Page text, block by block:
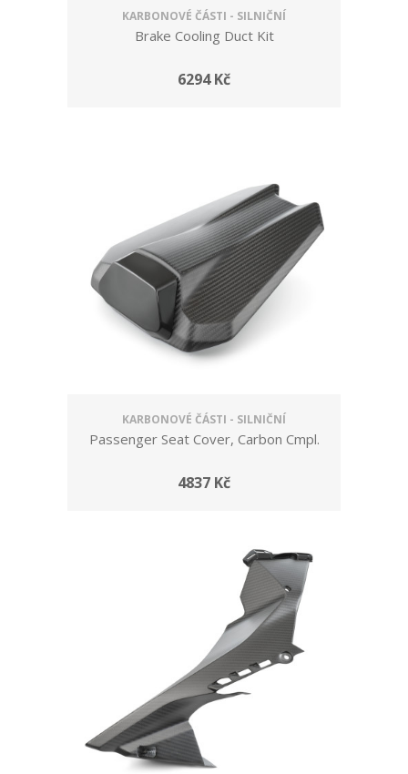
KARBONOVÉ ČÁSTI - SILNIČNÍ
Brake Cooling Duct Kit
6294 Kč
KARBONOVÉ ČÁSTI - SILNIČNÍ
Passenger Seat Cover, Carbon Cmpl.
4837 Kč